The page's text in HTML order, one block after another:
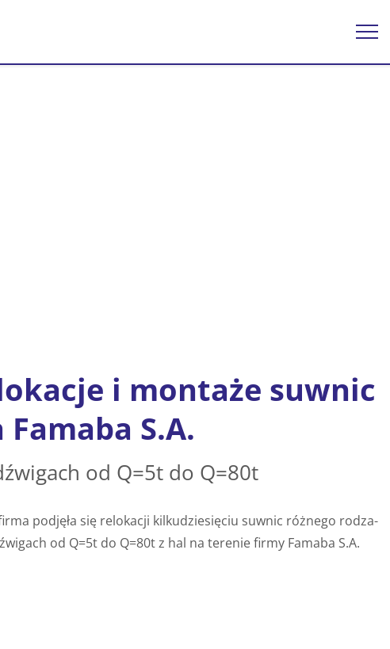
i montaże suwnic
Famaba S.A.
od Q=5t do Q=80t
pod­ję­ła się re­lo­ka­cji kil­ku­dzie­się­ciu suw­nic róż­ne­go ro­dza­
od Q=5t do Q=80t z hal na te­re­nie firmy Fa­ma­ba S.A.